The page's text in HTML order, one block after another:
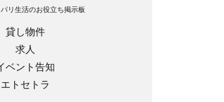
リ生活のお役立ち掲示板
貸し物件
求人
ベント告知
エトセトラ